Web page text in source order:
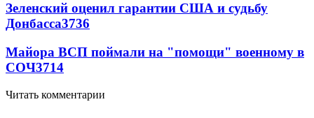
Зеленский оценил гарантии США и судьбу
Донбасса3736
Майора ВСП поймали на "помощи" военному в
СОЧ3714
Читать комментарии